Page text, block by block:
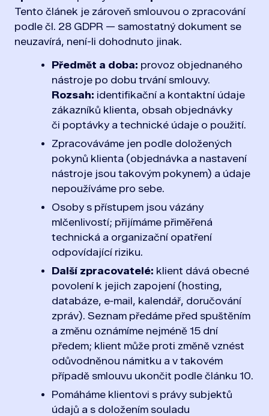
Tento článek je zároveň smlouvou o zpracování
podle čl. 28 GDPR — samostatný dokument se
neuzavírá, není-li dohodnuto jinak.
Předmět a doba: provoz objednaného
nástroje po dobu trvání smlouvy.
Rozsah: identifikační a kontaktní údaje
zákazníků klienta, obsah objednávky
či poptávky a technické údaje o použití.
Zpracováváme jen podle doložených
pokynů klienta (objednávka a nastavení
nástroje jsou takovým pokynem) a údaje
nepoužíváme pro sebe.
Osoby s přístupem jsou vázány
mlčenlivostí; přijímáme přiměřená
technická a organizační opatření
odpovídající riziku.
Další zpracovatelé: klient dává obecné
povolení k jejich zapojení (hosting,
databáze, e‑mail, kalendář, doručování
zpráv). Seznam předáme před spuštěním
a změnu oznámíme nejméně 15 dní
předem; klient může proti změně vznést
odůvodněnou námitku a v takovém
případě smlouvu ukončit podle článku 10.
Pomáháme klientovi s právy subjektů
údajů a s doložením souladu